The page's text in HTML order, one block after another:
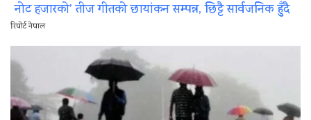
नोट हजारको’ तीज गीतको छायांकन सम्पन्न, छिट्टै सार्वजनिक हुँदै
रिपोर्ट नेपाल